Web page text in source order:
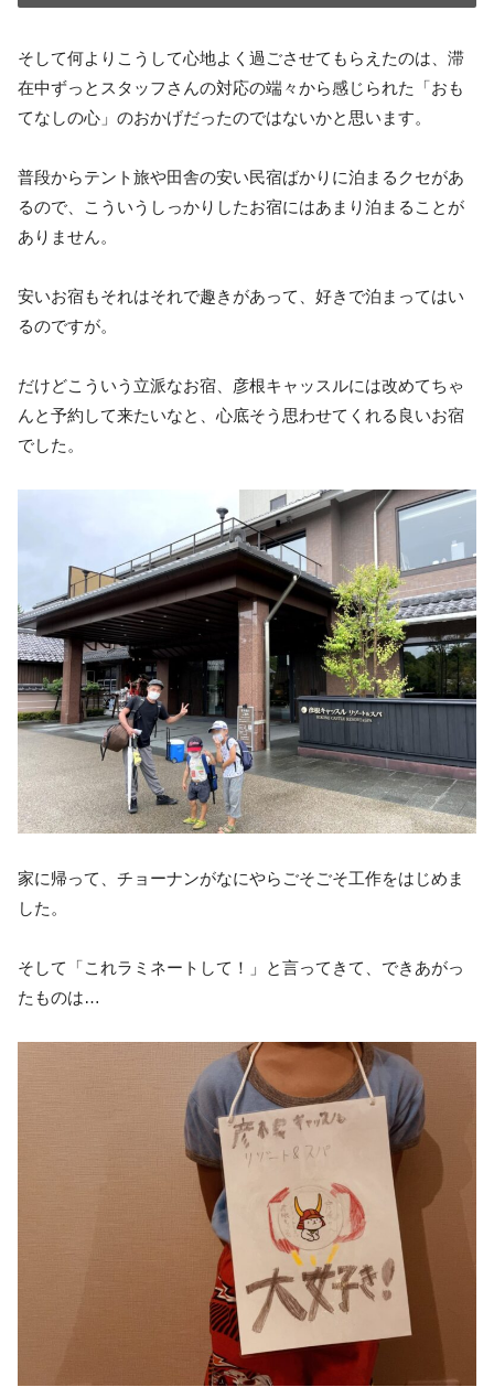
そして何よりこうして心地よく過ごさせてもらえたのは、滞
在中ずっとスタッフさんの対応の端々から感じられた「おも
てなしの心」のおかげだったのではないかと思います。
普段からテント旅や田舎の安い民宿ばかりに泊まるクセがあ
るので、こういうしっかりしたお宿にはあまり泊まることが
ありません。
安いお宿もそれはそれで趣きがあって、好きで泊まってはい
るのですが。
だけどこういう立派なお宿、彦根キャッスルには改めてちゃ
んと予約して来たいなと、心底そう思わせてくれる良いお宿
でした。
家に帰って、チョーナンがなにやらごそごそ工作をはじめま
した。
そして「これラミネートして！」と言ってきて、できあがっ
たものは…